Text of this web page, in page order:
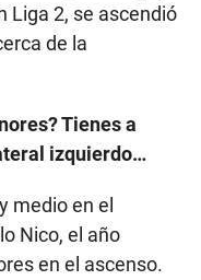
Liga 2, se ascendió
de la
Tienes a
izquierdo…
medio en el
Nico, el año
en el ascenso.